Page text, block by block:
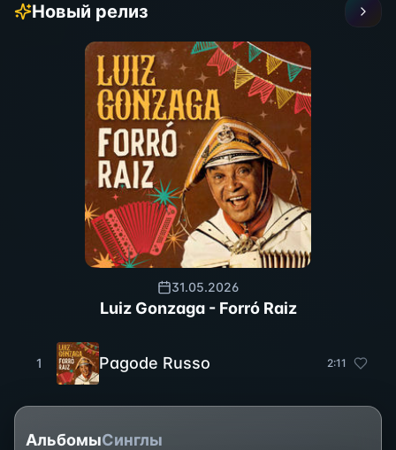
Новый релиз
31.05.2026
Luiz Gonzaga - Forró Raiz
1 Pagode Russo 2:11
АльбомыСинглы